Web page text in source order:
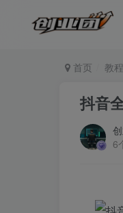
首页 教程
抖音
6